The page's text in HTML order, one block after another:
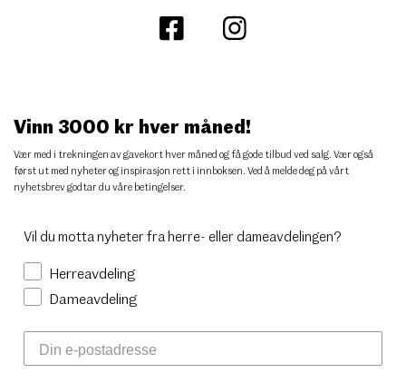
Vinn 3000 kr hver måned!
Vær med i trekningen av gavekort hver måned og få gode tilbud ved salg. Vær også
først ut med nyheter og inspirasjon rett i innboksen. Ved å melde deg på vårt
nyhetsbrev godtar du våre betingelser.
Vil du motta nyheter fra herre- eller dameavdelingen?
Herreavdeling
Dameavdeling